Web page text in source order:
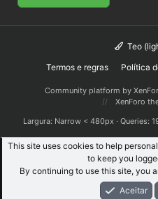
Teo
Termos e regras
Política
Community platform by
XenForo
Largura
Queries
This site uses cookies to help
to keep you
By continuing to use this site, you
Aceitar